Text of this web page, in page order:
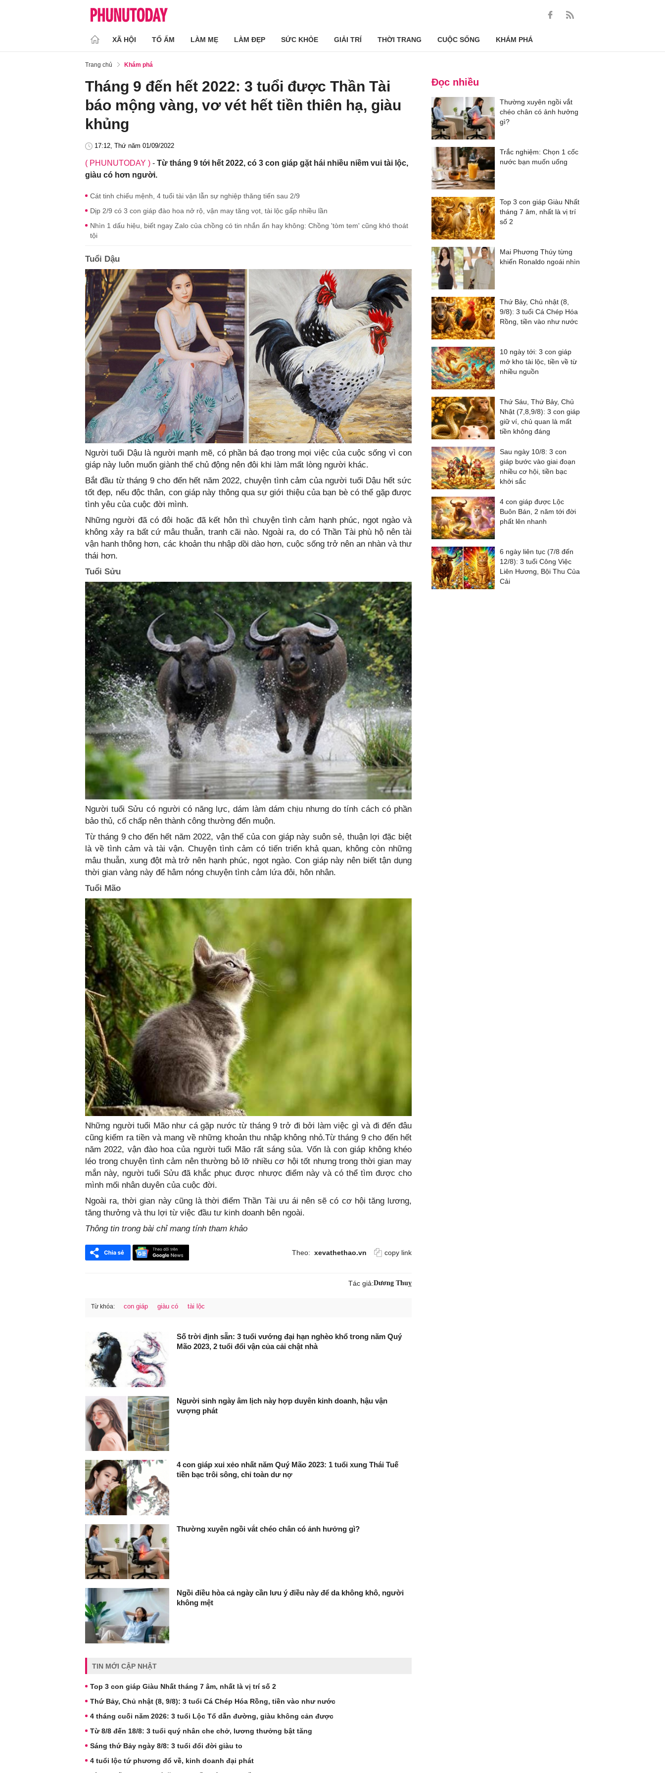
XÃ HỘI TỔ ẤM LÀM MẸ LÀM ĐẸP SỨC KHỎE GIẢI TRÍ THỜI TRANG CUỘC SỐNG KHÁM PHÁ
Trang chủ Khám phá
Tháng 9 đến hết 2022: 3 tuổi được Thần Tài
báo mộng vàng, vơ vét hết tiền thiên hạ, giàu
khủng
17:12, Thứ năm 01/09/2022
( PHUNUTODAY ) - Từ tháng 9 tới hết 2022, có 3 con giáp gặt hái nhiều niềm vui tài lộc,
giàu có hơn người.
Cát tinh chiếu mệnh, 4 tuổi tài vận lẫn sự nghiệp thăng tiến sau 2/9
Dịp 2/9 có 3 con giáp đào hoa nở rộ, vận may tăng vọt, tài lộc gấp nhiều lần
Nhìn 1 dấu hiệu, biết ngay Zalo của chồng có tin nhắn ẩn hay không: Chồng 'tòm tem' cũng khó thoát
tội
Tuổi Dậu
Người tuổi Dậu là người mạnh mẽ, có phần bá đạo trong mọi việc của cuộc sống vì con
giáp này luôn muốn giành thế chủ động nên đôi khi làm mất lòng người khác.
Bắt đầu từ tháng 9 cho đến hết năm 2022, chuyện tình cảm của người tuổi Dậu hết sức
tốt đẹp, nếu độc thân, con giáp này thông qua sự giới thiệu của bạn bè có thể gặp được
tình yêu của cuộc đời mình.
Những người đã có đôi hoặc đã kết hôn thì chuyện tình cảm hạnh phúc, ngọt ngào và
không xảy ra bất cứ mâu thuẫn, tranh cãi nào. Ngoài ra, do có Thần Tài phù hộ nên tài
vận hanh thông hơn, các khoản thu nhập dồi dào hơn, cuộc sống trở nên an nhàn và thư
thái hơn.
Tuổi Sửu
Người tuổi Sửu có người có năng lực, dám làm dám chịu nhưng do tính cách có phần
bảo thủ, cố chấp nên thành công thường đến muộn.
Từ tháng 9 cho đến hết năm 2022, vận thế của con giáp này suôn sẻ, thuận lợi đặc biệt
là về tình cảm và tài vận. Chuyện tình cảm có tiến triển khả quan, không còn những
mâu thuẫn, xung đột mà trở nên hạnh phúc, ngọt ngào. Con giáp này nên biết tận dụng
thời gian vàng này để hâm nóng chuyện tình cảm lứa đôi, hôn nhân.
Tuổi Mão
Những người tuổi Mão như cá gặp nước từ tháng 9 trở đi bởi làm việc gì và đi đến đâu
cũng kiếm ra tiền và mang về những khoản thu nhập không nhỏ.Từ tháng 9 cho đến hết
năm 2022, vận đào hoa của người tuổi Mão rất sáng sủa. Vốn là con giáp không khéo
léo trong chuyện tình cảm nên thường bỏ lỡ nhiều cơ hội tốt nhưng trong thời gian may
mắn này, người tuổi Sửu đã khắc phục được nhược điểm này và có thể tìm được cho
mình mối nhân duyên của cuộc đời.
Ngoài ra, thời gian này cũng là thời điểm Thần Tài ưu ái nên sẽ có cơ hội tăng lương,
tăng thưởng và thu lợi từ việc đầu tư kinh doanh bên ngoài.
Thông tin trong bài chỉ mang tính tham khảo
Theo: xevathethao.vn copy link
Tác giả:Dương Thuỵ
Từ khóa: con giáp giàu có tài lộc
Số trời định sẵn: 3 tuổi vướng đại hạn nghèo khổ trong năm Quý
Mão 2023, 2 tuổi đổi vận của cải chật nhà
Người sinh ngày âm lịch này hợp duyên kinh doanh, hậu vận
vượng phát
4 con giáp xui xẻo nhất năm Quý Mão 2023: 1 tuổi xung Thái Tuế
tiền bạc trôi sông, chỉ toàn dư nợ
Thường xuyên ngồi vắt chéo chân có ảnh hưởng gì?
Ngồi điều hòa cả ngày cần lưu ý điều này để da không khô, người
không mệt
TIN MỚI CẬP NHẬT
Top 3 con giáp Giàu Nhất tháng 7 âm, nhất là vị trí số 2
Thứ Bảy, Chủ nhật (8, 9/8): 3 tuổi Cá Chép Hóa Rồng, tiền vào như nước
4 tháng cuối năm 2026: 3 tuổi Lộc Tổ dẫn đường, giàu không cản được
Từ 8/8 đến 18/8: 3 tuổi quý nhân che chở, lương thưởng bật tăng
Sáng thứ Bảy ngày 8/8: 3 tuổi đổi đời giàu to
4 tuổi lộc tứ phương đổ về, kinh doanh đại phát
Đọc nhiều
Thường xuyên ngồi vắt
chéo chân có ảnh hưởng
gì?
Trắc nghiệm: Chọn 1 cốc
nước bạn muốn uống
Top 3 con giáp Giàu Nhất
tháng 7 âm, nhất là vị trí
số 2
Mai Phương Thúy từng
khiến Ronaldo ngoái nhìn
Thứ Bảy, Chủ nhật (8,
9/8): 3 tuổi Cá Chép Hóa
Rồng, tiền vào như nước
10 ngày tới: 3 con giáp
mở kho tài lộc, tiền về từ
nhiều nguồn
Thứ Sáu, Thứ Bảy, Chủ
Nhật (7,8,9/8): 3 con giáp
giữ ví, chủ quan là mất
tiền không đáng
Sau ngày 10/8: 3 con
giáp bước vào giai đoạn
nhiều cơ hội, tiền bạc
khởi sắc
4 con giáp được Lộc
Buôn Bán, 2 năm tới đời
phất lên nhanh
6 ngày liên tục (7/8 đến
12/8): 3 tuổi Công Việc
Liên Hương, Bội Thu Của
Cải